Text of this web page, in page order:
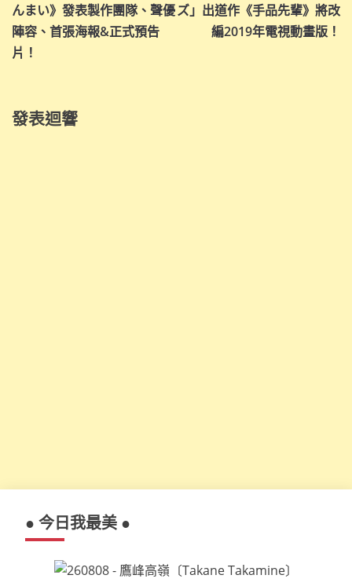
導
覽
んまい》發表製作團隊、聲優
陣容、首張海報&正式預告
片！
ズ」出道作《手品先輩》將改
編2019年電視動畫版！
發表迴響
● 今日我最美 ●